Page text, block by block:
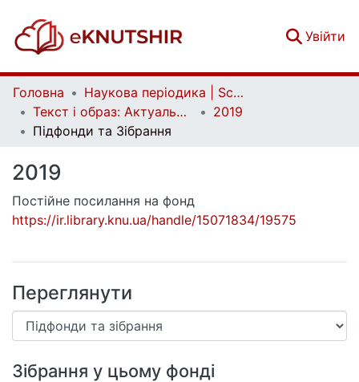
Увійти
Головна
Наукова періодика | Scientific periodicals
Текст і образ: Актуальні проблеми історії мистецтва | Text and Image: Essential Problems in Art History
2019
Підфонди та Зібрання
2019
Постійне посилання на фонд
https://ir.library.knu.ua/handle/15071834/19575
Переглянути
Зібрання у цьому фонді